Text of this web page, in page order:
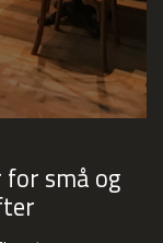
små og